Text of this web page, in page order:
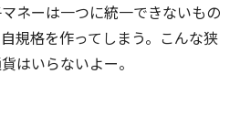
ネーは一つに統一できないもの
規格を作ってしまう。こんな狭
はいらないよー。